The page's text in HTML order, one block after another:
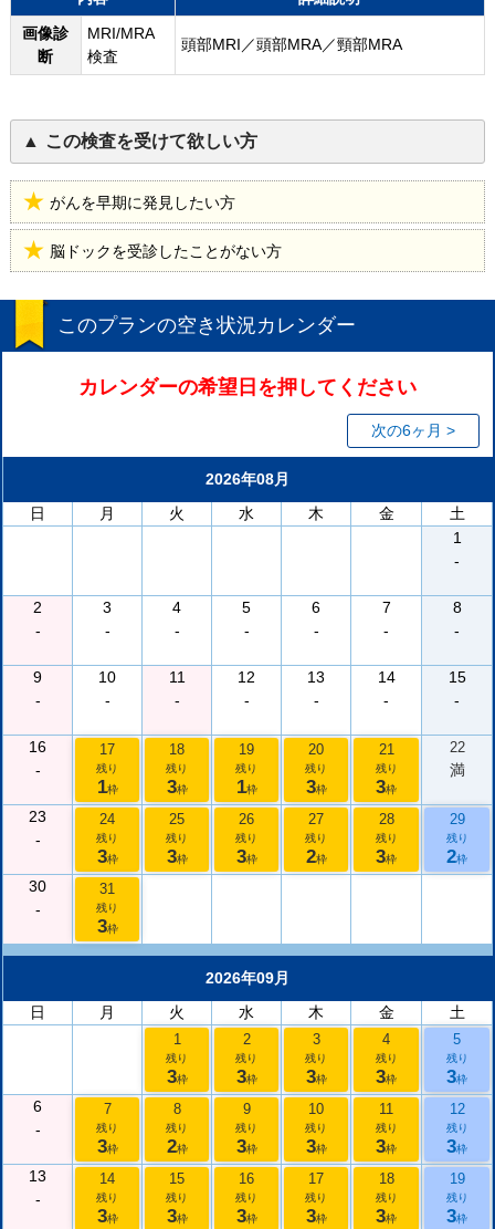
画像診
断
MRI/MRA
検査
頭部MRI／頭部MRA／頸部MRA
この検査を受けて欲しい方
がんを早期に発見したい方
脳ドックを受診したことがない方
このプランの空き状況カレンダー
カレンダーの希望日を押してください
次の6ヶ月 >
2026年08月
日
月 火 水 木 金
土
1
-
2
-
3
-
4
-
5
-
6
-
7
-
8
-
9
-
10
-
11
-
12
-
13
-
14
-
15
-
16
-
17
残り
1枠
18
残り
3枠
19
残り
1枠
20
残り
3枠
21
残り
3枠
22
満
23
-
24
残り
3枠
25
残り
3枠
26
残り
3枠
27
残り
2枠
28
残り
3枠
29
残り
2枠
30
-
31
残り
3枠
2026年09月
日
月 火 水 木 金 土
1
残り
3枠
2
残り
3枠
3
残り
3枠
4
残り
3枠
5
残り
3枠
6
-
7
残り
3枠
8
残り
2枠
9
残り
3枠
10
残り
3枠
11
残り
3枠
12
残り
3枠
13
-
14
残り
3枠
15
残り
3枠
16
残り
3枠
17
残り
3枠
18
残り
3枠
19
残り
3枠